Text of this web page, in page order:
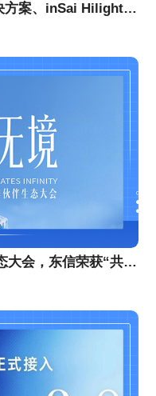
展会直击 | 东信携出海营销解决方案、inSai Hilight产品亮相GTC全球流量大会
2026巨量引擎渠道合作伙伴生态大会，东信荣获“共擎奖”双项大奖